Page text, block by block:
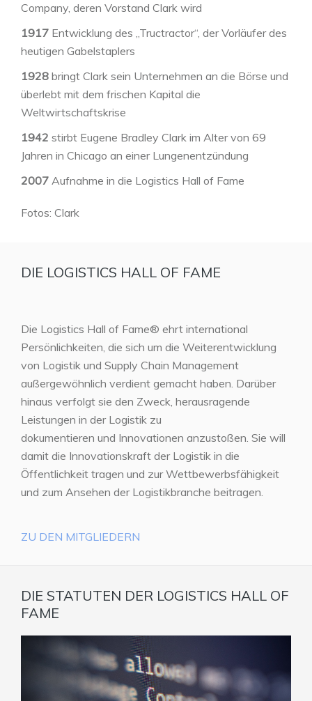
Company, deren Vorstand Clark wird
1917 Entwicklung des „Tructractor“, der Vorläufer des
heutigen Gabelstaplers
1928 bringt Clark sein Unternehmen an die Börse und
überlebt mit dem frischen Kapital die
Weltwirtschaftskrise
1942 stirbt Eugene Bradley Clark im Alter von 69
Jahren in Chicago an einer Lungenentzündung
2007 Aufnahme in die Logistics Hall of Fame
Fotos: Clark
DIE LOGISTICS HALL OF FAME
Die Logistics Hall of Fame® ehrt international
Persönlichkeiten, die sich um die Weiterentwicklung
von Logistik und Supply Chain Management
außergewöhnlich verdient gemacht haben. Darüber
hinaus verfolgt sie den Zweck, herausragende
Leistungen in der Logistik zu
dokumentieren und Innovationen anzustoßen. Sie will
damit die Innovationskraft der Logistik in die
Öffentlichkeit tragen und zur Wettbewerbsfähigkeit
und zum Ansehen der Logistikbranche beitragen.
ZU DEN MITGLIEDERN
DIE STATUTEN DER LOGISTICS HALL OF
FAME